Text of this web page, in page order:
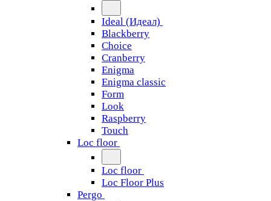
Ideal (Идеал)
Blackberry
Choice
Cranberry
Enigma
Enigma classic
Form
Look
Raspberry
Touch
Loc floor
Loc floor
Loc Floor Plus
Pergo